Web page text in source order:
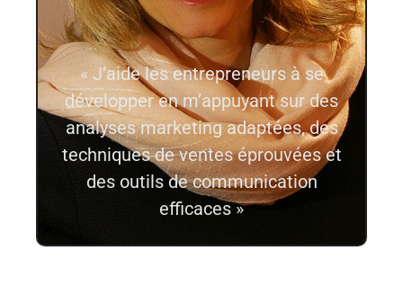
« J’aide les entrepreneurs à se
développer en m’appuyant sur des
analyses marketing adaptées, des
techniques de ventes éprouvées et
des outils de communication
efficaces »